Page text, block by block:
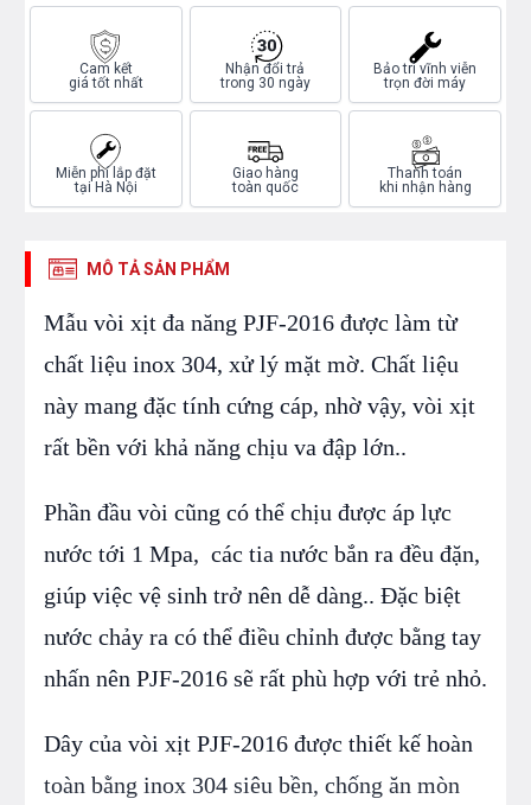
Cam kết
giá tốt nhất
Nhận đổi trả
trong 30 ngày
Bảo trì vĩnh viễn
trọn đời máy
Miễn phí lắp đặt
tại Hà Nội
Giao hàng
toàn quốc
Thanh toán
khi nhận hàng
MÔ TẢ SẢN PHẨM
Mẫu vòi xịt đa năng PJF-2016 được làm từ
chất liệu inox 304, xử lý mặt mờ. Chất liệu
này mang đặc tính cứng cáp, nhờ vậy, vòi xịt
rất bền với khả năng chịu va đập lớn..
Phần đầu vòi cũng có thể chịu được áp lực
nước tới 1 Mpa, các tia nước bắn ra đều đặn,
giúp việc vệ sinh trở nên dễ dàng.. Đặc biệt
nước chảy ra có thể điều chỉnh được bằng tay
nhấn nên PJF-2016 sẽ rất phù hợp với trẻ nhỏ.
Dây của vòi xịt PJF-2016 được thiết kế hoàn
toàn bằng inox 304 siêu bền, chống ăn mòn